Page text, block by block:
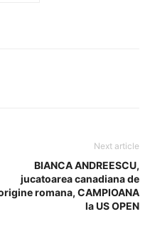
Next article
BIANCA ANDREESCU,
jucatoarea canadiana de
romana, CAMPIOANA
la US OPEN